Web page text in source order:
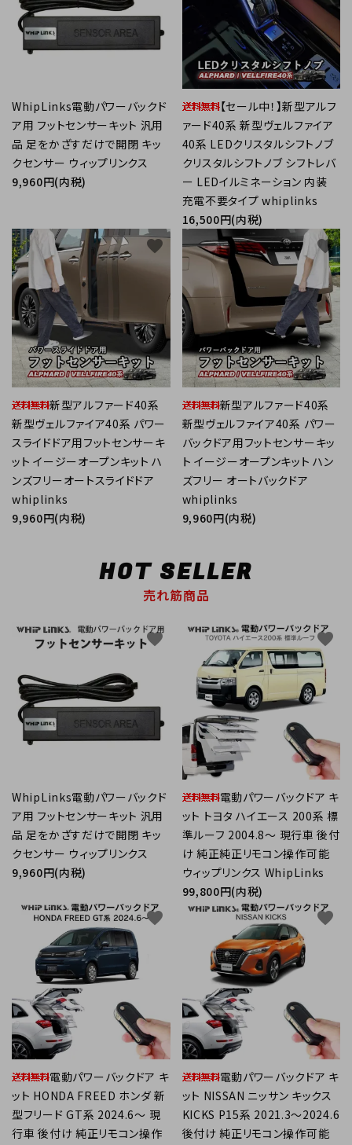
WhipLinks電動パワーバックド
ア用 フットセンサーキット 汎用
品 足をかざすだけで開閉 キッ
クセンサー ウィップリンクス
9,960円(内税)
【セール中！】新型アルフ
ァード40系 新型ヴェルファイア
40系 LEDクリスタルシフトノブ
クリスタルシフトノブ シフトレバ
ー LEDイルミネーション 内装
充電不要タイプ whiplinks
16,500円(内税)
新型アルファード40系
新型ヴェルファイア40系 パワー
スライドドア用フットセンサーキ
ット イージーオープンキット ハ
ンズフリーオートスライドドア
whiplinks
9,960円(内税)
favorite
新型アルファード40系
新型ヴェルファイア40系 パワー
バックドア用フットセンサーキッ
ト イージーオープンキット ハン
ズフリー オートバックドア
whiplinks
9,960円(内税)
favorite
HOT SELLER
売れ筋商品
WhipLinks電動パワーバックド
ア用 フットセンサーキット 汎用
品 足をかざすだけで開閉 キッ
クセンサー ウィップリンクス
9,960円(内税)
favorite
電動パワーバックドア キ
ット トヨタ ハイエース 200系 標
準ルーフ 2004.8～ 現行車 後付
け 純正純正リモコン操作可能
ウィップリンクス WhipLinks
99,800円(内税)
favorite
電動パワーバックドア キ
ット HONDA FREED ホンダ 新
型フリード GT系 2024.6～ 現
行車 後付け 純正リモコン操作
favorite
電動パワーバックドア キ
ット NISSAN ニッサン キックス
KICKS P15系 2021.3～2024.6
後付け 純正リモコン操作可能
favorite